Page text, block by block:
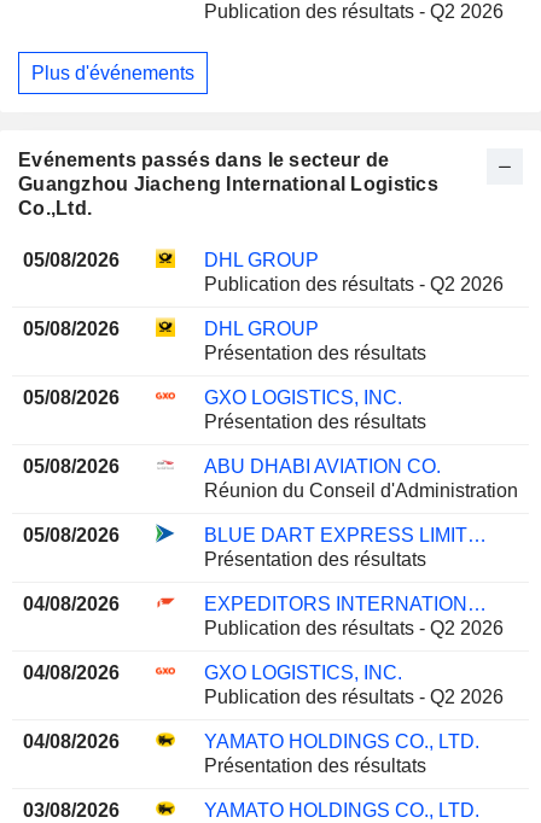
Publication des résultats - Q2 2026
Plus d'événements
Evénements passés dans le secteur de
Guangzhou Jiacheng International Logistics
Co.,Ltd.
05/08/2026
DHL GROUP
Publication des résultats - Q2 2026
05/08/2026
DHL GROUP
Présentation des résultats
05/08/2026
GXO LOGISTICS, INC.
Présentation des résultats
05/08/2026
ABU DHABI AVIATION CO.
Réunion du Conseil d'Administration
05/08/2026
BLUE DART EXPRESS LIMITED
Présentation des résultats
04/08/2026
EXPEDITORS INTERNATIONAL OF WASHINGTON INC.
Publication des résultats - Q2 2026
04/08/2026
GXO LOGISTICS, INC.
Publication des résultats - Q2 2026
04/08/2026
YAMATO HOLDINGS CO., LTD.
Présentation des résultats
03/08/2026
YAMATO HOLDINGS CO., LTD.